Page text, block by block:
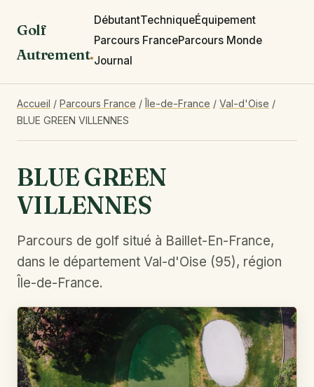
Golf
Autrement.
DébutantTechniqueÉquipement
Parcours FranceParcours Monde
Journal
Accueil / Parcours France /Île-de-France / Val-d'Oise /
BLUE GREEN VILLENNES
BLUE GREEN
VILLENNES
Parcours de golf situé à Baillet-En-France,
dans le département Val-d'Oise (95), région
Île-de-France.